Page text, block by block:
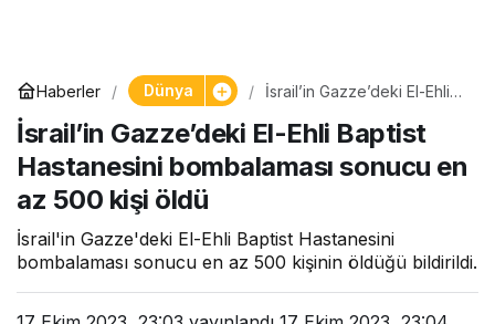
Haberler Dünya
İsrail’in Gazze’deki El-Ehli
bombalaması sonucu en az
500 kişi öldü
İsrail’in Gazze’deki El-Ehli Baptist
Hastanesini bombalaması sonucu en
az 500 kişi öldü
İsrail'in Gazze'deki El-Ehli Baptist Hastanesini
bombalaması sonucu en az 500 kişinin öldüğü bildirildi.